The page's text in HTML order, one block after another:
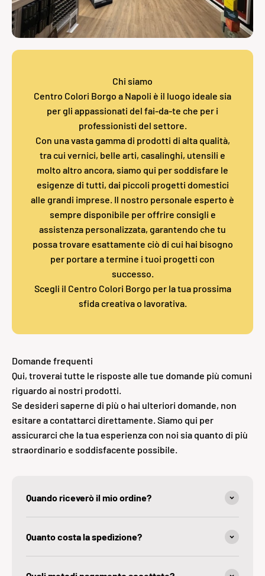
Chi siamo
Centro Colori Borgo a Napoli è il luogo ideale sia
per gli appassionati del fai-da-te che per i
professionisti del settore.
Con una vasta gamma di prodotti di alta qualità,
tra cui vernici, belle arti, casalinghi, utensili e
molto altro ancora, siamo qui per soddisfare le
esigenze di tutti, dai piccoli progetti domestici
alle grandi imprese. Il nostro personale esperto è
sempre disponibile per offrire consigli e
assistenza personalizzata, garantendo che tu
possa trovare esattamente ciò di cui hai bisogno
per portare a termine i tuoi progetti con
successo.
Scegli il Centro Colori Borgo per la tua prossima
sfida creativa o lavorativa.
Domande frequenti
Qui, troverai tutte le risposte alle tue domande più comuni
riguardo ai nostri prodotti.
Se desideri saperne di più o hai ulteriori domande, non
esitare a contattarci direttamente. Siamo qui per
assicurarci che la tua esperienza con noi sia quanto di più
straordinario e soddisfacente possibile.
Quando riceverò il mio ordine?
Quanto costa la spedìzione?